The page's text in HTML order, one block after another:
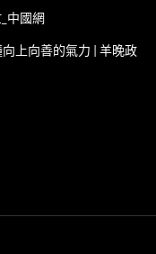
中國網
上向善的氣力 | 羊晚政